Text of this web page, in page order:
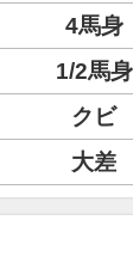
4馬身
1/2馬身
クビ
大差